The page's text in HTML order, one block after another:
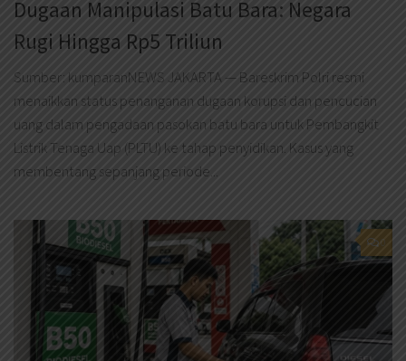
Dugaan Manipulasi Batu Bara: Negara
Rugi Hingga Rp5 Triliun
Sumber: kumparanNEWS JAKARTA — Bareskrim Polri resmi
menaikkan status penanganan dugaan korupsi dan pencucian
uang dalam pengadaan pasokan batu bara untuk Pembangkit
Listrik Tenaga Uap (PLTU) ke tahap penyidikan. Kasus yang
membentang sepanjang periode...
0